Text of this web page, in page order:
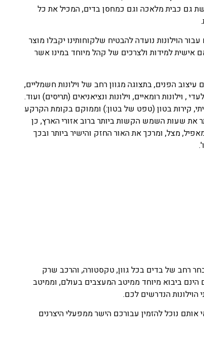
גם כבית מלאכה וגם כמחסן בדים, המכיל את כל
הוילונות נועדה להבטיח שלקוחותינו יקבלו מוצר
אישית למידות ולצרכים של קהל מיוחד במינו אשר
עיצוב הפנים, בתצוגה מגוון רחב של וילונות חשמליים,
, וילונות רומאיים, וילונות ונציאניאים (תריסים) ועוד.
קירות בטון (טפט של בטון:) וממוקם בקומת הקרקע
את שעות השמש הקשות ביותר ברוב אזורי הארץ, כן
מצל, ומרכך את האור החזק והישיר ביותר ובכך
רחב של בדים בכל גוון, טקסטורה, והרכב שרק
ביבוא מיוחד ממיטב המעצבים בעולם, וממיטב
הוילונות הנדרשים לכם.
נוכל להזמין עבורכם הישר ממפעלי היצרנים